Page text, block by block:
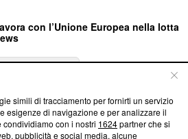
con l’Unione Europea nella lotta
trasparenti su Blasting
editoriali e su come ci impegniamo a
simili di tracciamento per fornirti un servizio
esigenze di navigazione e per analizzare il
con i nostri 1624partner che si
pubblicità e social media, alcune